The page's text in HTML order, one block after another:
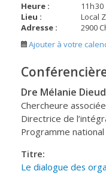
Heure : 11h30
Lieu :
Local
Adresse :
2900
Ajouter à votre
Dre Mélanie
Chercheure
Directrice de
Programme
Titre:
Le dialogue des